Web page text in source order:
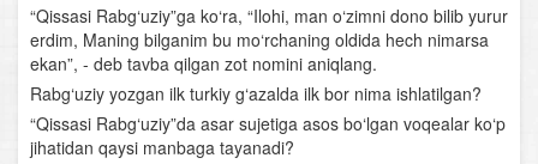
Boburning “Boburnoma” asari
Turdi Farog‘iy
Boborahim Mashrab
“Qissasi Rabg‘uziy”ga ko‘ra, “Ilohi, man o‘zimni dono bilib yurur
erdim, Maning bilganim bu mo‘rchaning oldida hech nimarsa
ekan”, - deb tavba qilgan zot nomini aniqlang.
Rabg‘uziy yozgan ilk turkiy g‘azalda ilk bor nima ishlatilgan?
“Qissasi Rabg‘uziy”da asar sujetiga asos bo‘lgan voqealar ko‘p
jihatidan qaysi manbaga tayanadi?